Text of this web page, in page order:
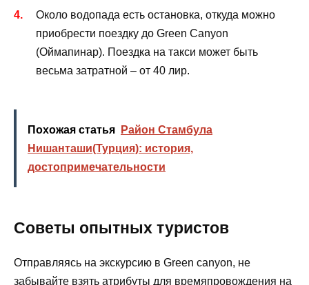
Около водопада есть остановка, откуда можно
приобрести поездку до Green Canyon
(Оймапинар). Поездка на такси может быть
весьма затратной – от 40 лир.
Похожая статья
Район Стамбула
Нишанташи(Турция): история,
достопримечательности
Советы опытных туристов
Отправляясь на экскурсию в Green canyon, не
забывайте взять атрибуты для времяпровождения на